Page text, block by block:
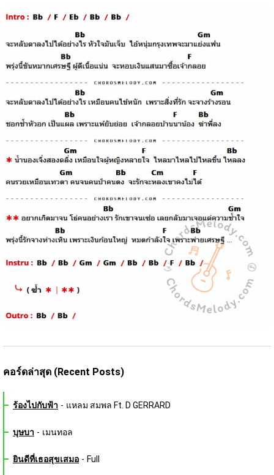
คอร์ดล่าสุด (Recent Posts)
ร้องไปกับฟ้า - แหลม สมพล Ft. D GERRARD
บุษบา - เมนทอล
ยินดีที่เธอสุขเสมอ - Full